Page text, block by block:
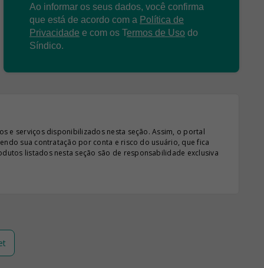
Ao informar os seus dados, você confirma
que está de acordo com a Política de
Privacidade e com os Termos de Uso do
Síndico.
e serviços disponibilizados nesta seção. Assim, o portal
sua contratação por conta e risco do usuário, que fica
listados nesta seção são de responsabilidade exclusiva